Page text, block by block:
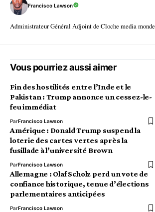
Francisco Lawson
Administrateur Général Adjoint de Cloche media monde
Vous pourriez aussi aimer
Fin des hostilités entre l’Inde et le
Pakistan : Trump annonce un cessez-le-
feu immédiat
ParFrancisco Lawson
Amérique : Donald Trump suspend la
loterie des cartes vertes après la
fusillade à l’université Brown
ParFrancisco Lawson
Allemagne : Olaf Scholz perd un vote de
confiance historique, tenue d’élections
parlementaires anticipées
ParFrancisco Lawson